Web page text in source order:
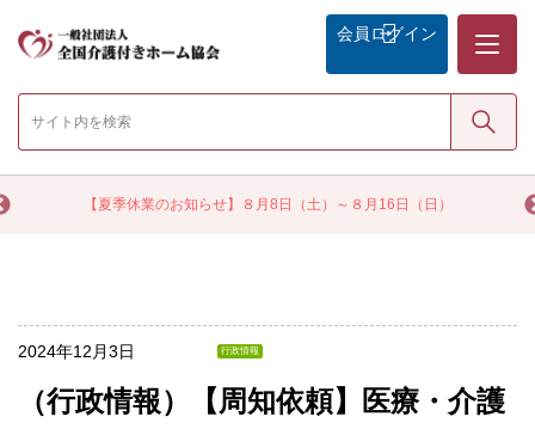
【夏季休業のお知らせ】８月8日（土）～８月16日（日）
会員 ログイン
検索
2024年12月3日 行政情報
（行政情報）【周知依頼】医療・介護